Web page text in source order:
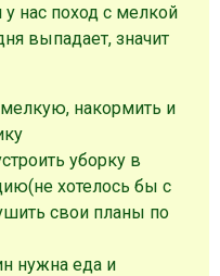
у нас поход с мелкой
выпадает, значит
накормить и
уборку в
хотелось бы с
свои планы по
нужна еда и